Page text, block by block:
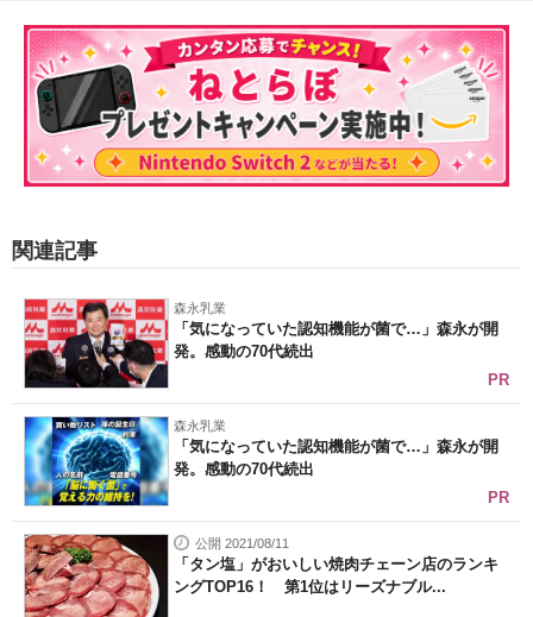
関連記事
森永乳業
「気になっていた認知機能が菌で…」森永が開
発。感動の70代続出
PR
森永乳業
「気になっていた認知機能が菌で…」森永が開
発。感動の70代続出
PR
公開 2021/08/11
「タン塩」がおいしい焼肉チェーン店のランキ
ングTOP16！ 第1位はリーズナブル...